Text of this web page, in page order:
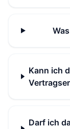
Kann ich
Darf ich